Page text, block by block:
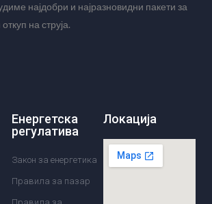
најдобри и најразновидни пакети за
на струја.
Енергетска
регулатива
Закон за енергетика
Правила за пазар
Локација